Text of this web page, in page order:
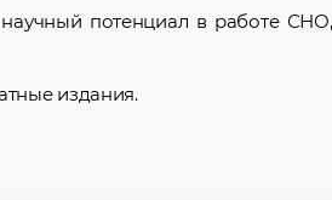
потенциал в работе
издания.